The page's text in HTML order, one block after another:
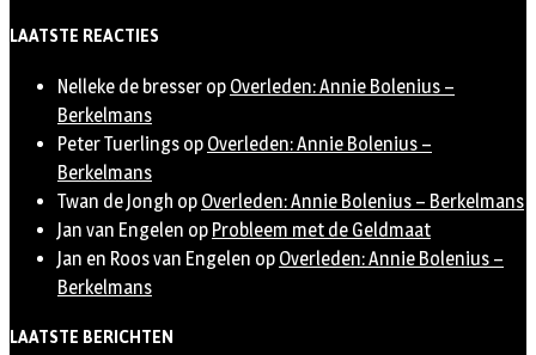
LAATSTE REACTIES
Nelleke de bresser op Overleden: Annie Bolenius –
Berkelmans
Peter Tuerlings op Overleden: Annie Bolenius –
Berkelmans
Twan de Jongh op Overleden: Annie Bolenius – Berkelmans
Jan van Engelen op Probleem met de Geldmaat
Jan en Roos van Engelen op Overleden: Annie Bolenius –
Berkelmans
LAATSTE BERICHTEN